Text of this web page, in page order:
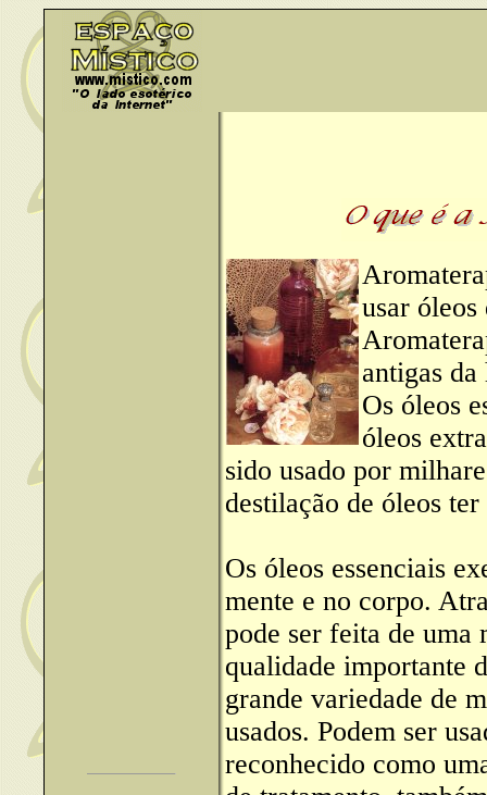
usar óleos
antigas
Os óleos
óleos
sido usado por
destilação de óleos
Os óleos essenciais
mente e no corpo.
pode ser feita de uma
qualidade importante
grande variedade de
usados. Podem ser
reconhecido como